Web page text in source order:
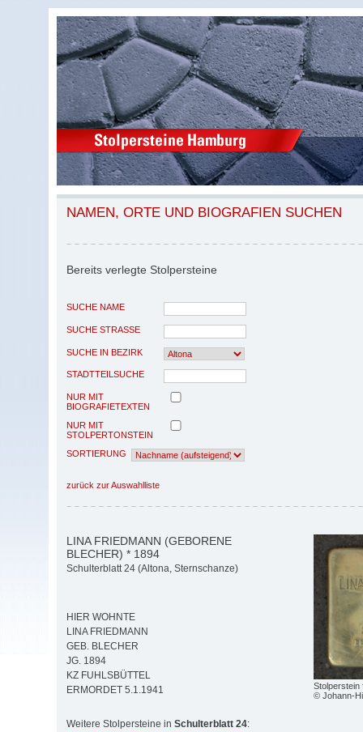
NAMEN, ORTE UND BIOGRAFIEN SUCHEN
Bereits verlegte Stolpersteine
SUCHE NAME
SUCHE STRASSE
SUCHE IN BEZIRK
STADTTEILSUCHE
NUR MIT
BIOGRAFIETEXTEN
NUR MIT
STOLPERTONSTEIN
SORTIERUNG
zurück zur Auswahlliste
Stolperstein
© Johann-
LINA FRIEDMANN (GEBORENE
BLECHER) * 1894
Schulterblatt 24 (Altona, Sternschanze)
HIER WOHNTE
LINA FRIEDMANN
GEB. BLECHER
JG. 1894
KZ FUHLSBÜTTEL
ERMORDET 5.1.1941
Weitere Stolpersteine in Schulterblatt 24: